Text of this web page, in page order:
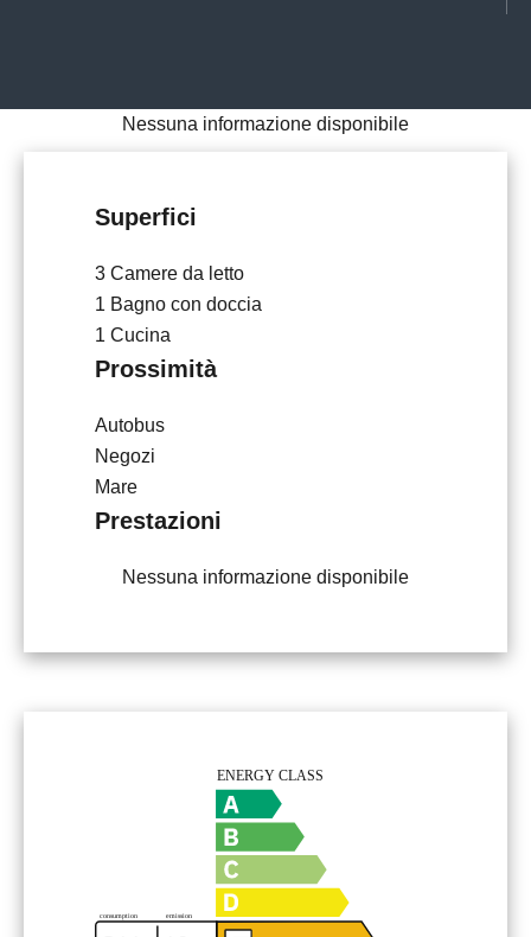
Nessuna informazione disponibile
Superfici
3 Camere da letto
1 Bagno con doccia
1 Cucina
Prossimità
Autobus
Negozi
Mare
Prestazioni
Nessuna informazione disponibile